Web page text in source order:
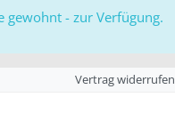
- zur Verfügung.
Vertrag widerrufen